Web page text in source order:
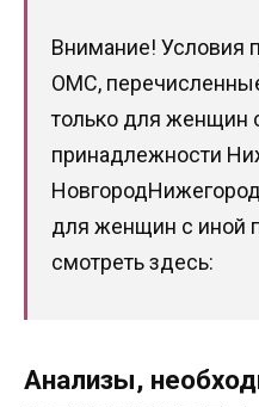
Внимание! Условия
ОМС,
только для женщин
принадлежности
для женщин с иной
смотреть здесь:
Анализы,